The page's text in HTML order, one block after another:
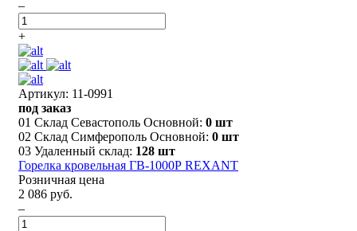
–
+
Артикул: 11-0991
под заказ
01 Склад Севастополь Основной: 0 шт
02 Склад Симферополь Основной: 0 шт
03 Удаленный склад: 128 шт
Горелка кровельная ГВ-1000Р REXANT
Розничная цена
2 086 руб.
–